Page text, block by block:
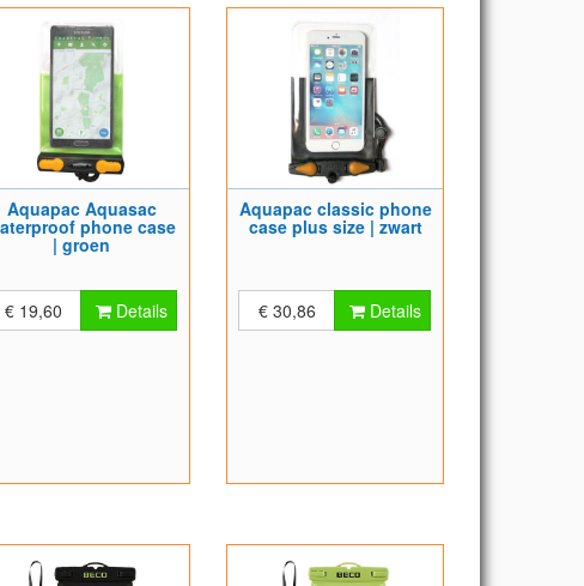
Aquapac Aquasac
phone case
| groen
€ 19,60 Details
Aquapac classic phone
case plus size | zwart
€ 30,86 Details